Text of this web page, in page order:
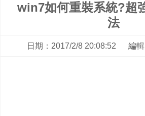
win7如何重裝系統?超
法
日期：2017/2/8 20:08:52 編輯